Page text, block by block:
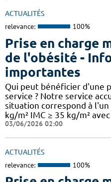
ACTUALITÉS
relevance: 100%
Prise en charge
de l'obésité -
importantes
Qui peut bénéficier d'une
service ? Notre service
situation correspond à l'un
kg/m² IMC ≥ 35 kg/m²
03/06/2026 02:00
ACTUALITÉS
relevance: 100%